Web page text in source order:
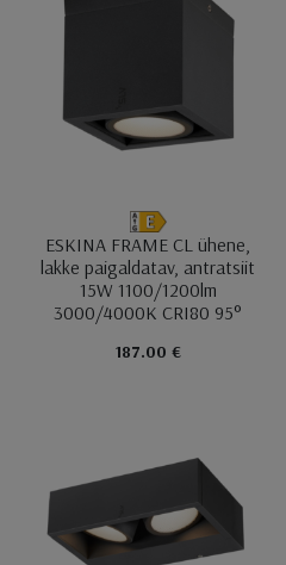
ESKINA FRAME CL ühene,
lakke paigaldatav, antratsiit
15W 1100/1200lm
3000/4000K CRI80 95°
187.00 €